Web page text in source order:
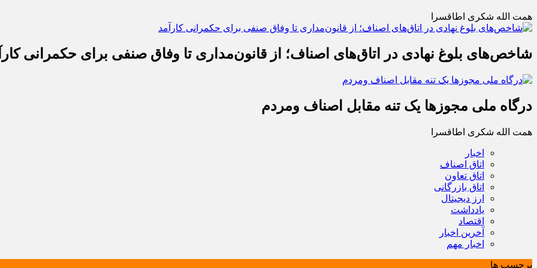
همت الله شکری اطاقسرا
شاخص‌های بلوغ نهادی در اتاق‌های اصناف؛ از قانون‌مداری تا وفاق صنفی برای حکمرانی
درگاه ملی مجوزها یک تنه مقابل اصناف ومردم
همت الله شکری اطاقسرا
اخبار
اتاق اصناف
اتاق تعاون
اتاق بازرگانی
ارز دیجیتال
یادداشت
اقتصاد
آخرین اخبار
اخبار مهم
برچسب ها